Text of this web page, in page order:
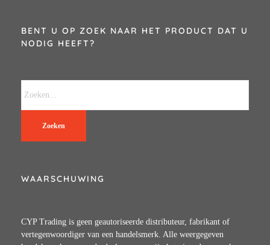
BENT U OP ZOEK NAAR HET PRODUCT DAT U
NODIG HEEFT?
Zoeken
WAARSCHUWING
CYP Trading is geen geautoriseerde distributeur, fabrikant of
vertegenwoordiger van een handelsmerk. Alle weergegeven